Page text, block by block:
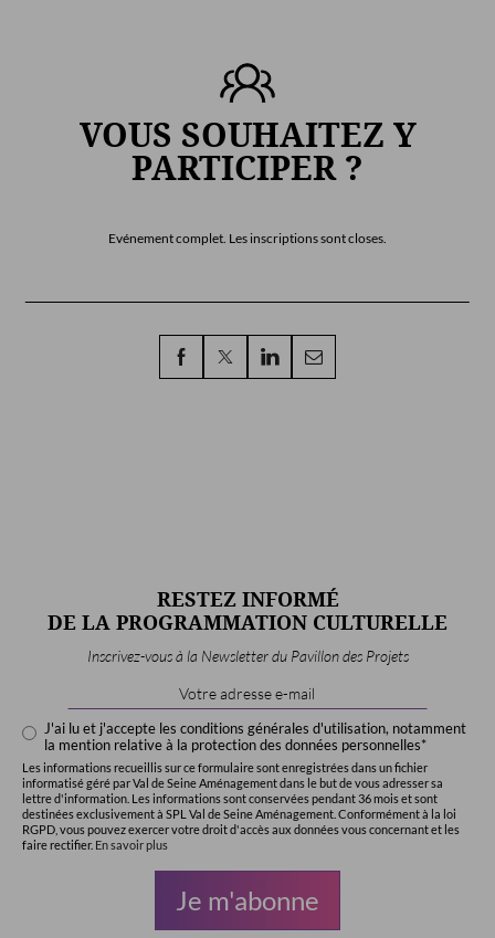
VOUS SOUHAITEZ Y
PARTICIPER ?
Evénement complet. Les inscriptions sont closes.
RESTEZ INFORMÉ
DE LA PROGRAMMATION CULTURELLE
Inscrivez-vous à la Newsletter du Pavillon des Projets
Address*
J'ai lu et j'accepte les conditions générales d'utilisation, notamment
la mention relative à la protection des données personnelles*
Les informations recueillis sur ce formulaire sont enregistrées dans un fichier
informatisé géré par Val de Seine Aménagement dans le but de vous adresser sa
lettre d'information. Les informations sont conservées pendant 36 mois et sont
destinées exclusivement à SPL Val de Seine Aménagement. Conformément à la loi
RGPD, vous pouvez exercer votre droit d'accès aux données vous concernant et les
faire rectifier. En savoir plus